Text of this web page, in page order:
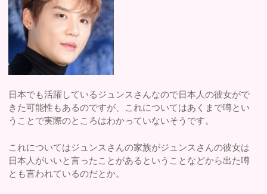
日本でも活躍しているジュンスさんなので日本人の彼女がで
きた可能性もあるのですが、これについてはあくまで噂とい
うことで実際のところはわかっていないそうです。
これについてはジュンスさんの家族がジュンスさんの彼女は
日本人がいいと言ったことがあるということなどから出た噂
とも言われているのだとか。